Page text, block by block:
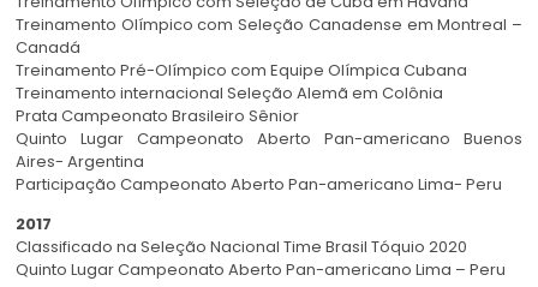
Treinamento Olímpico com Seleção Canadense em Montreal –
Canadá
Treinamento Pré-Olímpico com Equipe Olímpica Cubana
Treinamento internacional Seleção Alemã em Colônia
Prata Campeonato Brasileiro Sênior
Quinto Lugar Campeonato Aberto Pan-americano Buenos
Aires- Argentina
Participação Campeonato Aberto Pan-americano Lima- Peru
2017
Classificado na Seleção Nacional Time Brasil Tóquio 2020
Quinto Lugar Campeonato Aberto Pan-americano Lima – Peru